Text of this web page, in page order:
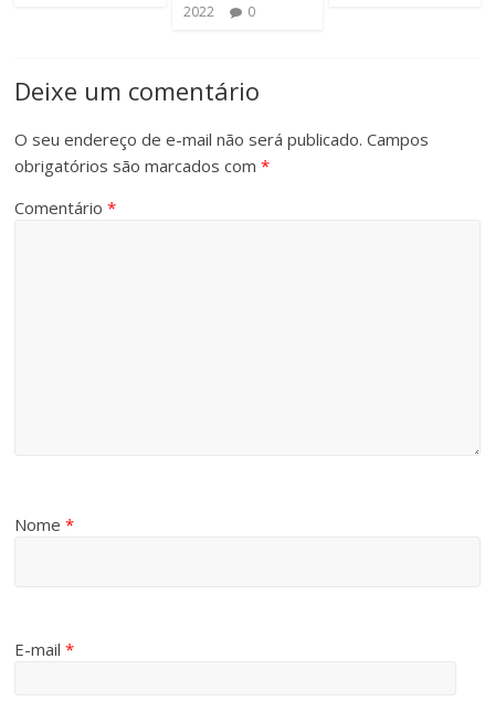
2022
0
Deixe um comentário
O seu endereço de e-mail não será publicado. Campos
obrigatórios são marcados com*
Comentário*
Nome*
E-mail*